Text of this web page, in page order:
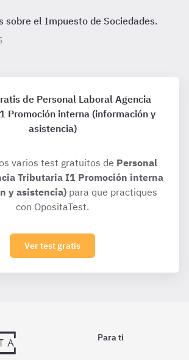
sobre el Impuesto de Sociedades.
de Personal Laboral Agencia
Promoción interna (información y
asistencia)
varios test gratuitos de Personal
Tributaria I1 Promoción interna
y asistencia) para que practiques
con OpositaTest.
Ver test gratis
Para ti